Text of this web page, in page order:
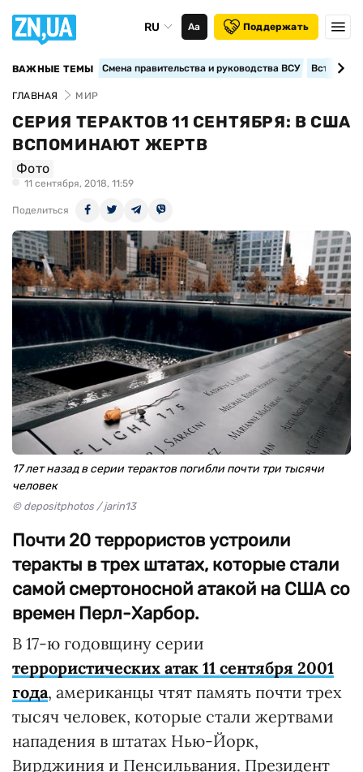
RU Аа Поддержать
ВАЖНЫЕ ТЕМЫ Смена правительства и руководства ВСУ
ГЛАВНАЯ МИР
СЕРИЯ ТЕРАКТОВ 11 СЕНТЯБРЯ: В США
ВСПОМИНАЮТ ЖЕРТВ
Фото
11 сентября, 2018, 11:59
Поделиться
17 лет назад в серии терактов погибли почти три тысячи
человек
© depositphotos / jarin13
Почти 20 террористов устроили
теракты в трех штатах, которые стали
самой смертоносной атакой на США со
времен Перл-Харбор.
В 17-ю годовщину серии
террористических атак 11 сентября 2001
года, американцы чтят память почти трех
тысяч человек, которые стали жертвами
нападения в штатах Нью-Йорк,
Вирджиния и Пенсильвания. Президент